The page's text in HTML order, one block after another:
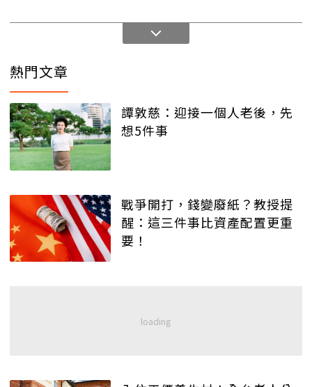
熱門文章
譚敦慈：迎接一個人老後，先
想5件事
戰爭開打，錢變廢紙？教授提
醒：這三件事比資產配置更重
要！